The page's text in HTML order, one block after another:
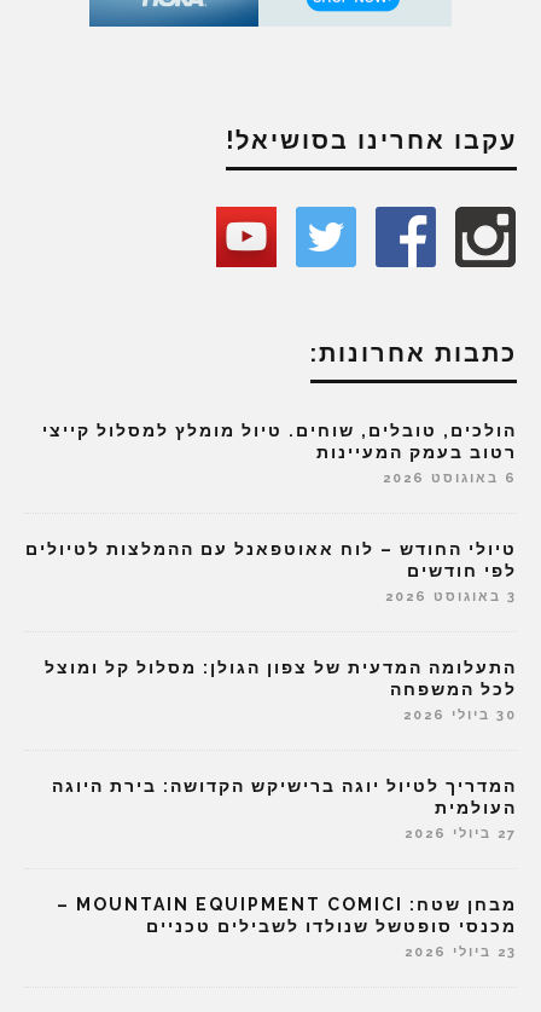
עקבו אחרינו בסושיאל!
כתבות אחרונות:
הולכים, טובלים, שוחים. טיול מומלץ למסלול קייצי
רטוב בעמק המעיינות
6 באוגוסט 2026
טיולי החודש – לוח אאוטפאנל עם ההמלצות לטיולים
לפי חודשים
3 באוגוסט 2026
התעלומה המדעית של צפון הגולן: מסלול קל ומוצל
לכל המשפחה
30 ביולי 2026
המדריך לטיול יוגה ברישיקש הקדושה: בירת היוגה
העולמית
27 ביולי 2026
מבחן שטח: MOUNTAIN EQUIPMENT COMICI –
מכנסי סופטשל שנולדו לשבילים טכניים
23 ביולי 2026